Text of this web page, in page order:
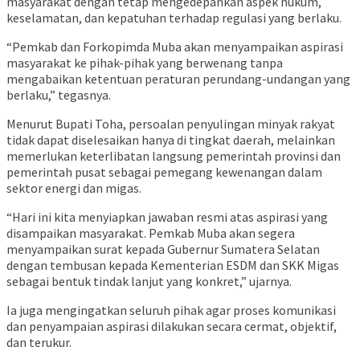
keselamatan, dan kepatuhan terhadap regulasi yang berlaku.
“Pemkab dan Forkopimda Muba akan menyampaikan aspirasi
masyarakat ke pihak-pihak yang berwenang tanpa
mengabaikan ketentuan peraturan perundang-undangan yang
berlaku,” tegasnya.
Menurut Bupati Toha, persoalan penyulingan minyak rakyat
tidak dapat diselesaikan hanya di tingkat daerah, melainkan
memerlukan keterlibatan langsung pemerintah provinsi dan
pemerintah pusat sebagai pemegang kewenangan dalam
sektor energi dan migas.
“Hari ini kita menyiapkan jawaban resmi atas aspirasi yang
disampaikan masyarakat. Pemkab Muba akan segera
menyampaikan surat kepada Gubernur Sumatera Selatan
dengan tembusan kepada Kementerian ESDM dan SKK Migas
sebagai bentuk tindak lanjut yang konkret,” ujarnya.
Ia juga mengingatkan seluruh pihak agar proses komunikasi
dan penyampaian aspirasi dilakukan secara cermat, objektif,
dan terukur.